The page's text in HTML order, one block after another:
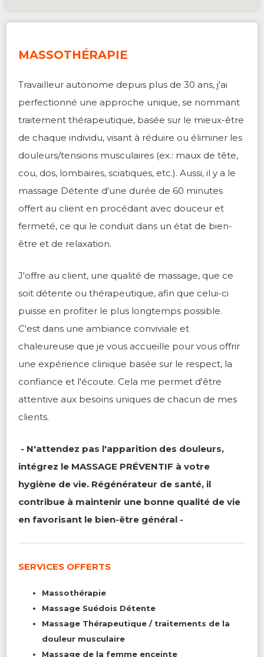
MASSOTHÉRAPIE
Travailleur autonome depuis plus de 30 ans, j'ai
perfectionné une approche unique, se nommant
traitement thérapeutique, basée sur le mieux-être
de chaque individu, visant à réduire ou éliminer les
douleurs/tensions musculaires (ex.: maux de tête,
cou, dos, lombaires, sciatiques, etc.). Aussi, il y a le
massage Détente d'une durée de 60 minutes
offert au client en procédant avec douceur et
fermeté, ce qui le conduit dans un état de bien-
être et de relaxation.
J'offre au client, une qualité de massage, que ce
soit détente ou thérapeutique, afin que celui-ci
puisse en profiter le plus longtemps possible.
C'est dans une ambiance conviviale et
chaleureuse que je vous accueille pour vous offrir
une expérience clinique basée sur le respect, la
confiance et l'écoute. Cela me permet d'être
attentive aux besoins uniques de chacun de mes
clients.
- N'attendez pas l'apparition des douleurs,
intégrez le MASSAGE PRÉVENTIF à votre
hygiène de vie. Régénérateur de santé, il
contribue à maintenir une bonne qualité de vie
en favorisant le bien-être général -
SERVICES OFFERTS
Massothérapie
Massage Suédois Détente
Massage Thérapeutique / traitements de la
douleur musculaire
Massage de la femme enceinte